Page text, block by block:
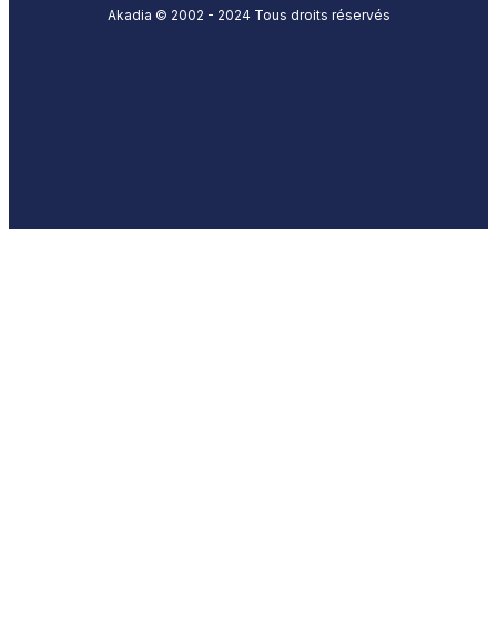
Akadia © 2002 - 2024 Tous droits réservés